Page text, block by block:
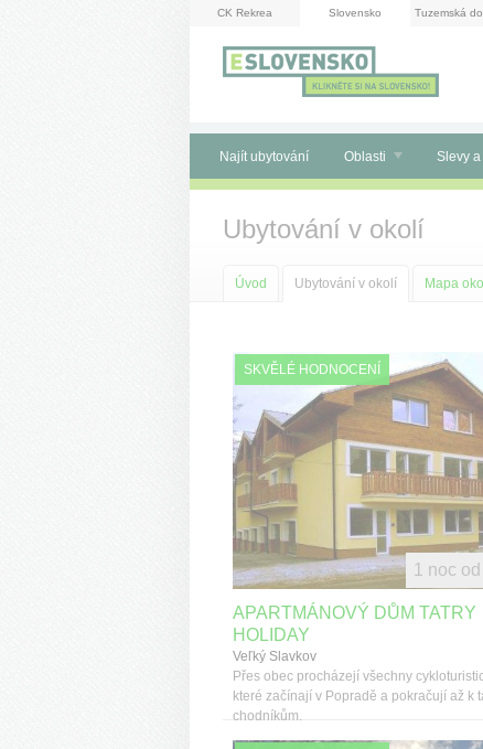
CK Rekrea Slovensko Tuzemská
Najít ubytování Oblasti Slevy
Ubytování v okolí
Úvod Ubytování v okolí Mapa
SKVĚLÉ HODNOCENÍ
APARTMÁNOVÝ DŮM TATRY
HOLIDAY
Veľký Slavkov
Přes obec procházejí všechny
které začínají v Popradě a pokračují až k
chodníkům.
1 noc od